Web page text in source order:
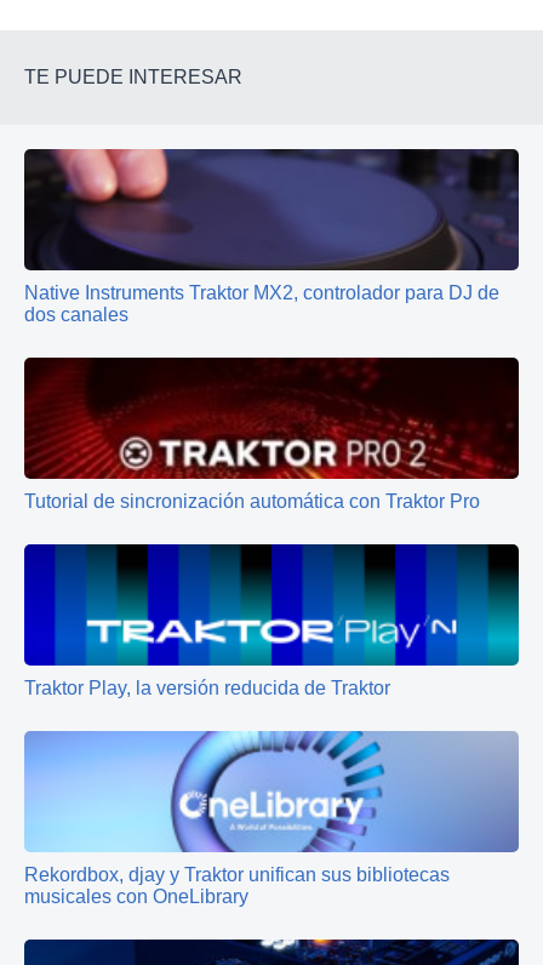
TE PUEDE INTERESAR
Native Instruments Traktor MX2, controlador para DJ de
dos canales
Tutorial de sincronización automática con Traktor Pro
Traktor Play, la versión reducida de Traktor
Rekordbox, djay y Traktor unifican sus bibliotecas
musicales con OneLibrary